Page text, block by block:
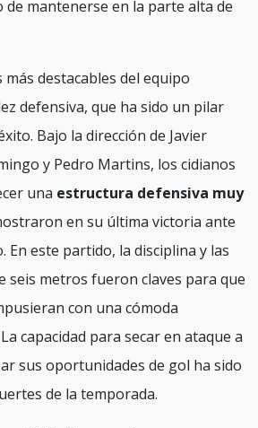
mantenerse en la parte alta de
destacables del equipo
defensiva, que ha sido un pilar
Bajo la dirección de Javier
y Pedro Martins, los cidianos
una estructura defensiva muy
en su última victoria ante
En este partido, la disciplina y las
seis metros fueron claves para que
con una cómoda
capacidad para secar en ataque a
sus oportunidades de gol ha sido
de la temporada.